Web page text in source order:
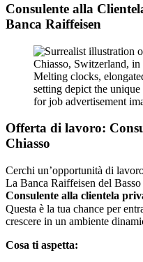
Consulente alla
Banca Raiffeisen
Offerta di lavoro:
Chiasso
Cerchi un’opportunità di
La Banca Raiffeisen del
Consulente alla clientela
Questa è la tua chance per
crescere in un ambiente
Cosa ti aspetta: